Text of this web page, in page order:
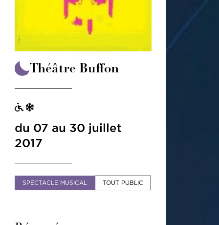
Théâtre Buffon
du 07 au 30 juillet
2017
SPECTACLE MUSICAL TOUT PUBLIC